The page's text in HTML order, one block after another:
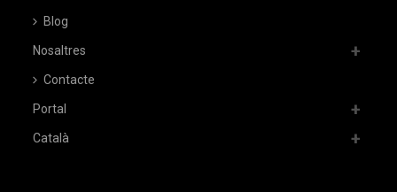
Blog
Nosaltres
Contacte
Portal
Català